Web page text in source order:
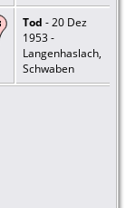
Tod - 20 Dez
1953 -
Langenhaslach,
Schwaben